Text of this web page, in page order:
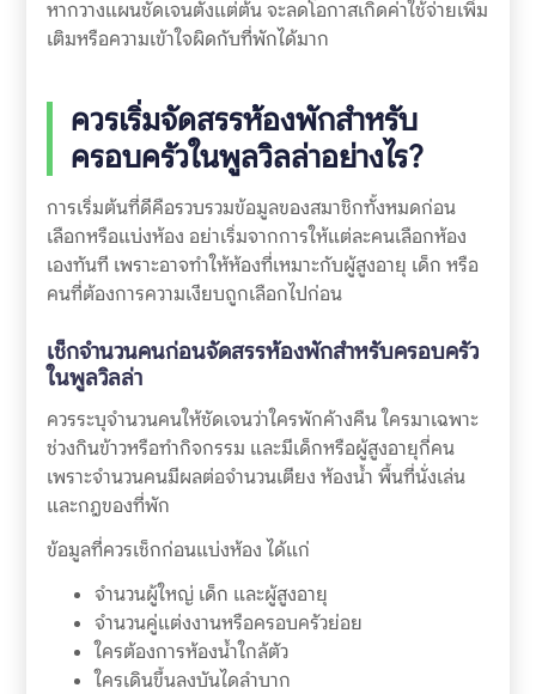
หากวางแผนชัดเจนตั้งแต่ต้น จะลดโอกาสเกิดค่าใช้จ่ายเพิ่ม
เติมหรือความเข้าใจผิดกับที่พักได้มาก
ควรเริ่มจัดสรรห้องพักสำหรับ
ครอบครัวในพูลวิลล่าอย่างไร?
การเริ่มต้นที่ดีคือรวบรวมข้อมูลของสมาชิกทั้งหมดก่อน
เลือกหรือแบ่งห้อง อย่าเริ่มจากการให้แต่ละคนเลือกห้อง
เองทันที เพราะอาจทำให้ห้องที่เหมาะกับผู้สูงอายุ เด็ก หรือ
คนที่ต้องการความเงียบถูกเลือกไปก่อน
เช็กจำนวนคนก่อนจัดสรรห้องพักสำหรับครอบครัว
ในพูลวิลล่า
ควรระบุจำนวนคนให้ชัดเจนว่าใครพักค้างคืน ใครมาเฉพาะ
ช่วงกินข้าวหรือทำกิจกรรม และมีเด็กหรือผู้สูงอายุกี่คน
เพราะจำนวนคนมีผลต่อจำนวนเตียง ห้องน้ำ พื้นที่นั่งเล่น
และกฎของที่พัก
ข้อมูลที่ควรเช็กก่อนแบ่งห้อง ได้แก่
จำนวนผู้ใหญ่ เด็ก และผู้สูงอายุ
จำนวนคู่แต่งงานหรือครอบครัวย่อย
ใครต้องการห้องน้ำใกล้ตัว
ใครเดินขึ้นลงบันไดลำบาก